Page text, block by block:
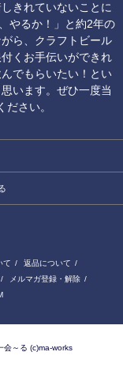
きれていないことに
やるか！」と約2年の
ら、クラフトビール
くお手伝いができれ
でもらいたい！とい
います。ぜひ一度当
さい。
て / 返品について /
/ メルマガ登録・解除 /
会～る (c)ma-works